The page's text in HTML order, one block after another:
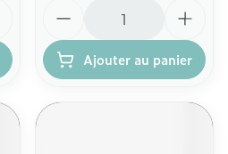
Ajouter au panier